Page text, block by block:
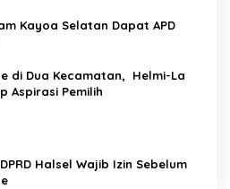
Kayoa Selatan Dapat APD
di Dua Kecamatan, Helmi-La
Aspirasi Pemilih
Halsel Wajib Izin Sebelum